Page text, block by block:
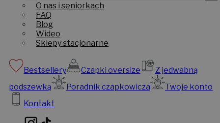
O nas i seniorkach
FAQ
Blog
Wideo
Sklepy stacjonarne
Bestsellery Czapki oversize
Z jedwabną
podszewką
Poradnik czapkowicza
Twoje konto
Kontakt